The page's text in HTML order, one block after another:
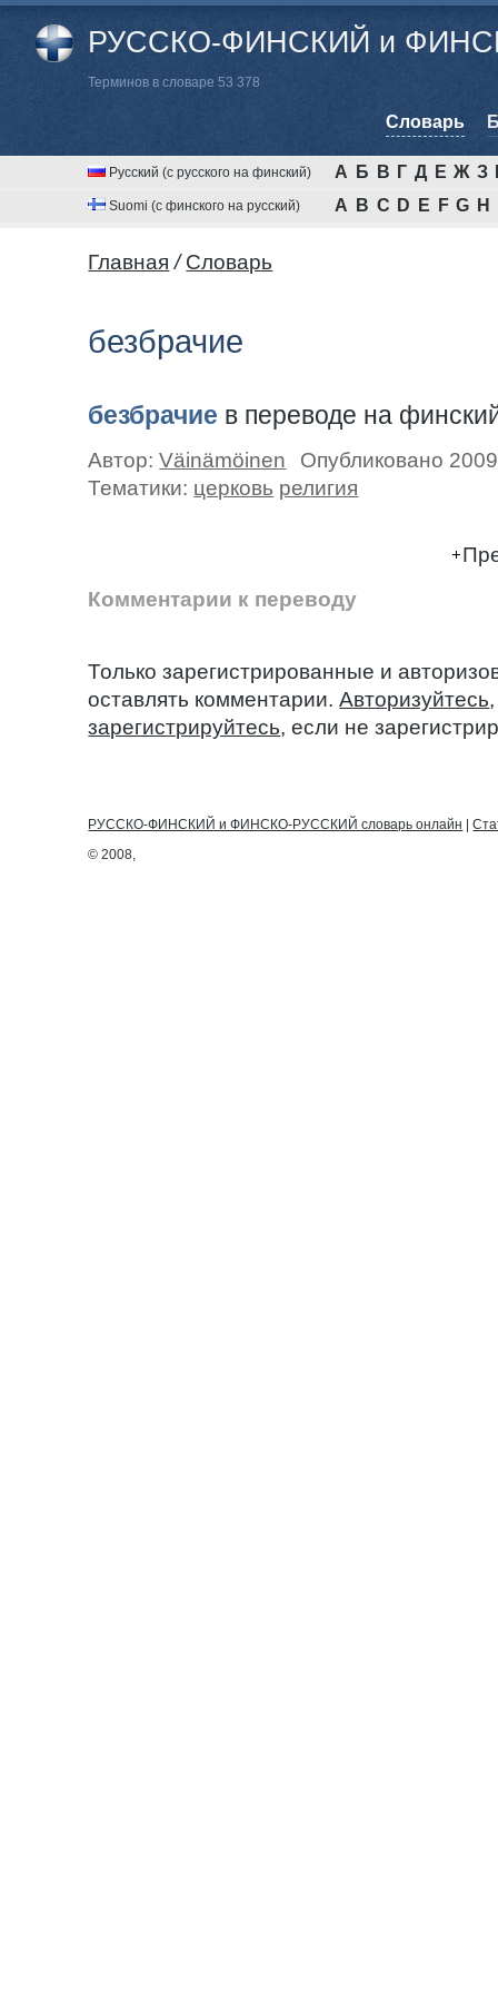
РУССКО-ФИНСКИЙ и
Терминов в словаре 53 378
Cловарь
Русский (с русского на финский) А Б В Г Д Е Ж З
Suomi (с финского на русский) A B C D E F G H
Главная / Cловарь
безбрачие
безбрачие в переводе на
Автор:Väinämöinen
Опубликовано
Тематики: церковь религия
Комментарии к переводу
Только зарегистрированные и
оставлять комментарии.Авторизуйтесь
зарегистрируйтесь, если не
РУССКО-ФИНСКИЙ и ФИНСКО-РУССКИЙ словарь онлайн |
© 2008,